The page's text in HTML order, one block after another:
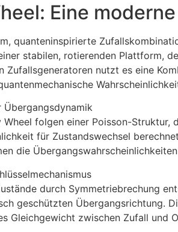
Eine
quanteninspirierte
stabilen, rotierenden Plattform,
Zufallsgeneratoren nutzt es eine
folgen einer Poisson-
für Zustandswechsel
die
durch Symmetriebrechung
geschützten Übergangsrichtung.
Gleichgewicht zwischen Zufall und